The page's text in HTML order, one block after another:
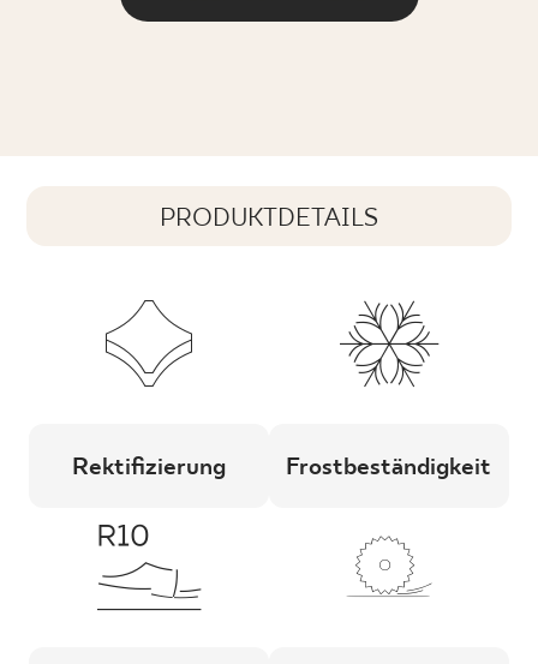
PRODUKTDETAILS
Rektifizierung Frostbeständigkeit